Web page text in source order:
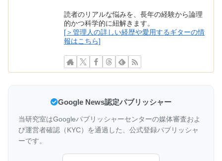
読者のリアルな悩みを、長年の経験から論理
的かつ科学的に紐解きます。
[＞管理人の詳しい経歴や愛用するギターの情
報はこちら]
Google News認定パブリッシャー
当研究室はGoogleパブリッシャーセンターの媒体審査およ
び運営者確認（KYC）を通過した、公式登録パブリッシャ
ーです。